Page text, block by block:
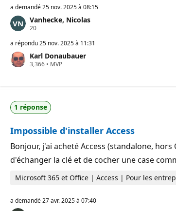
a demandé25 nov. 2025 à 08:15
Vanhecke, Nicolas
20P
i
t
s
p
u
t
t
o
n
a répondu25 nov. 2025 à 11:31
Karl Donaubauer
3,366 P
s
d
e
é
p
u
t
a
o
• MVP
1 réponse
Impossible d'installer Access
Bonjour, j'ai acheté Access (standalone,
d'échanger la clé et de cocher une case
Microsoft 365 et Office | Access | Pour les
a demandé27 avr. 2025 à 07:40